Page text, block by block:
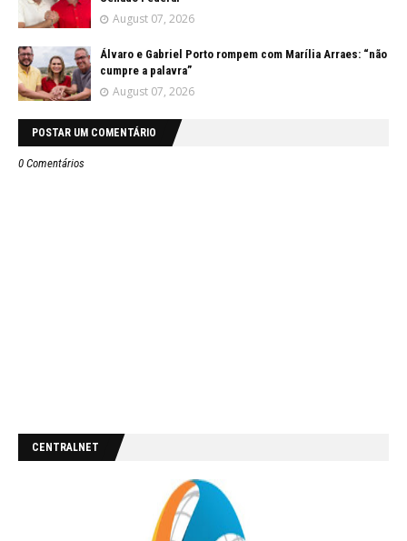
August 07, 2026
Álvaro e Gabriel Porto rompem com Marília Arraes: “não
cumpre a palavra”
August 07, 2026
POSTAR UM COMENTÁRIO
0 Comentários
CENTRALNET